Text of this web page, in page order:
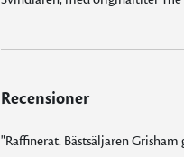
Recensioner
"Raffinerat. Bästsäljaren